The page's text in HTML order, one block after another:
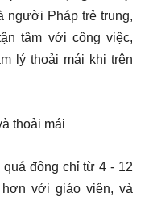
người Pháp trẻ trung,
tâm với công việc,
lý thoải mái khi trên
thoải mái
đông chỉ từ 4 - 12
với giáo viên, và